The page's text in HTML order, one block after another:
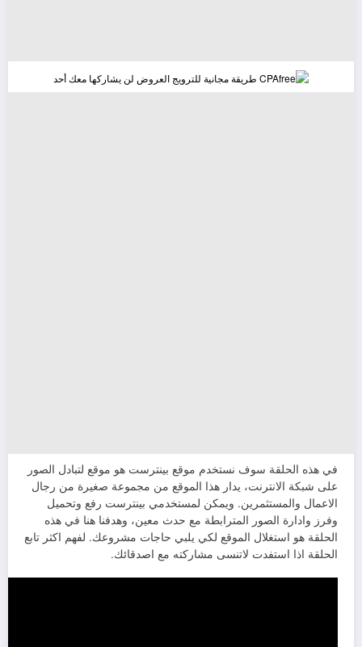
في هذه الحلقة سوف نستخدم موقع بينترست هو موقع لتبادل الصور
على شبكة الانترنت، يدار هذا الموقع من مجموعة صغيرة من رجال
الاعمال والمستثمرين. ويمكن لمستخدمي بينترست رفع وتحميل
وفرز وادارة الصور المترابطة مع حدث معين، وهدفنا هنا في هذه
الحلقة هو استغلال الموقع لكي يلبي حاجات مشروعك. لفهم اكثر تابع
الحلقة اذا استفدت لاتنسى مشاركته مع اصدقائك.